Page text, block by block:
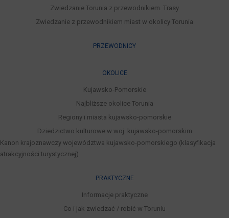
Zwiedzanie Torunia z przewodnikiem. Trasy
Zwiedzanie z przewodnikiem miast w okolicy Torunia
PRZEWODNICY
OKOLICE
Kujawsko-Pomorskie
Najbliższe okolice Torunia
Regiony i miasta kujawsko-pomorskie
Dziedzictwo kulturowe w woj. kujawsko-pomorskim
Kanon krajoznawczy województwa kujawsko-pomorskiego (klasyfikacja
atrakcyjności turystycznej)
PRAKTYCZNE
Informacje praktyczne
Co i jak zwiedzać / robić w Toruniu